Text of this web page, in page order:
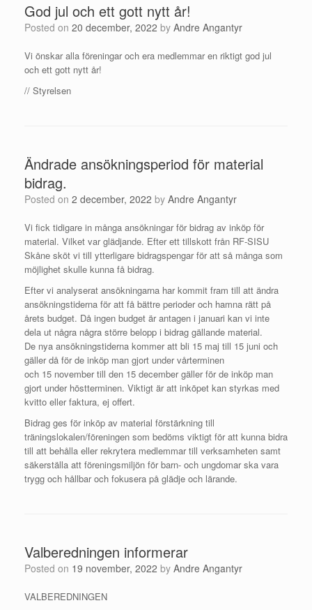
God jul och ett gott nytt år!
Posted on 20 december, 2022 by Andre Angantyr
Vi önskar alla föreningar och era medlemmar en riktigt god jul
och ett gott nytt år!
// Styrelsen
Ändrade ansökningsperiod för material
bidrag.
Posted on 2 december, 2022 by Andre Angantyr
Vi fick tidigare in många ansökningar för bidrag av inköp för
material. Vilket var glädjande. Efter ett tillskott från RF-SISU
Skåne sköt vi till ytterligare bidragspengar för att så många som
möjlighet skulle kunna få bidrag.
Efter vi analyserat ansökningarna har kommit fram till att ändra
ansökningstiderna för att få bättre perioder och hamna rätt på
årets budget. Då ingen budget är antagen i januari kan vi inte
dela ut några några större belopp i bidrag gällande material.
De nya ansökningstiderna kommer att bli 15 maj till 15 juni och
gäller då för de inköp man gjort under vårterminen
och 15 november till den 15 december gäller för de inköp man
gjort under höstterminen. Viktigt är att inköpet kan styrkas med
kvitto eller faktura, ej offert.
Bidrag ges för inköp av material förstärkning till
träningslokalen/föreningen som bedöms viktigt för att kunna bidra
till att behålla eller rekrytera medlemmar till verksamheten samt
säkerställa att föreningsmiljön för barn- och ungdomar ska vara
trygg och hållbar och fokusera på glädje och lärande.
Valberedningen informerar
Posted on 19 november, 2022 by Andre Angantyr
VALBEREDNINGEN